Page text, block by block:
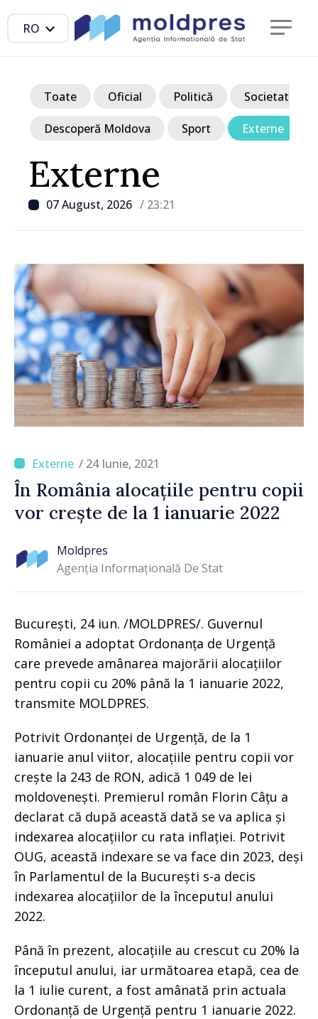
RO
Externe
07 August, 2026 / 23:21
Toate Oficial Politică Societate
Descoperă Moldova Sport Externe
/ 24 Iunie, 2021
În România alocațiile pentru copii
vor crește de la 1 ianuarie 2022
Moldpres
Agenția Informațională De Stat
București, 24 iun. /MOLDPRES/. Guvernul
României a adoptat Ordonanța de Urgență
care prevede amânarea majorării alocațiilor
pentru copii cu 20% până la 1 ianuarie 2022,
transmite MOLDPRES.
Potrivit Ordonanței de Urgență, de la 1
ianuarie anul viitor, alocațiile pentru copii vor
crește la 243 de RON, adică 1 049 de lei
moldovenești. Premierul român Florin Câțu a
declarat că după această dată se va aplica și
indexarea alocațiilor cu rata inflației. Potrivit
OUG, această indexare se va face din 2023, deși
în Parlamentul de la București s-a decis
indexarea alocațiilor de la începutul anului
2022.
Până în prezent, alocațiile au crescut cu 20% la
începutul anului, iar următoarea etapă, cea de
la 1 iulie curent, a fost amânată prin actuala
Ordonanță de Urgență pentru 1 ianuarie 2022.